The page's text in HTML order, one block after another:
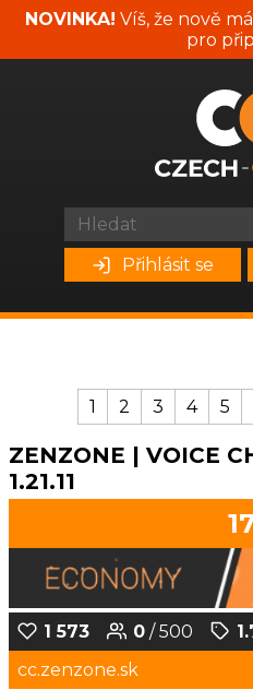
NOVINKA! Víš, že nově
pro
Přihlásit se
1 2 3 4 5
ZENZONE | VOICE
1.21.11
1 573 0 / 500
cc.zenzone.sk